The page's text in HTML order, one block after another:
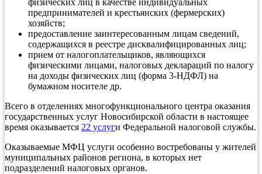
физических лиц в качестве индивидуальных
предпринимателей и крестьянских (фермерских)
хозяйств;
предоставление заинтересованным лицам сведений,
содержащихся в реестре дисквалифицированных лиц;
прием от налогоплательщиков, являющихся
физическими лицами, налоговых деклараций по налогу
на доходы физических лиц (форма 3-НДФЛ) на
бумажном носителе др.
Всего в отделениях многофункционального центра оказания
государственных услуг Новосибирской области в настоящее
время оказывается 22 услуги Федеральной налоговой службы.
Оказываемые МФЦ услуги особенно востребованы у жителей
муниципальных районов региона, в которых нет
подразделений налоговых органов.